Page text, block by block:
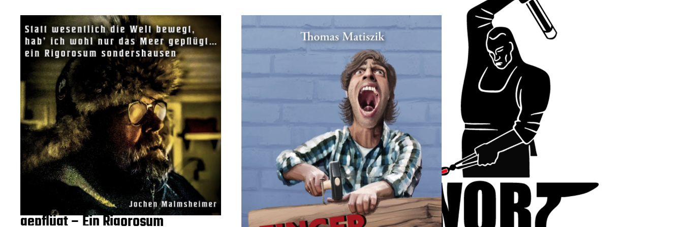
Statt wesentlich die Welt
bewegt, hab ich wohl nur das Meer
gepflügt – Ein Rigorosum